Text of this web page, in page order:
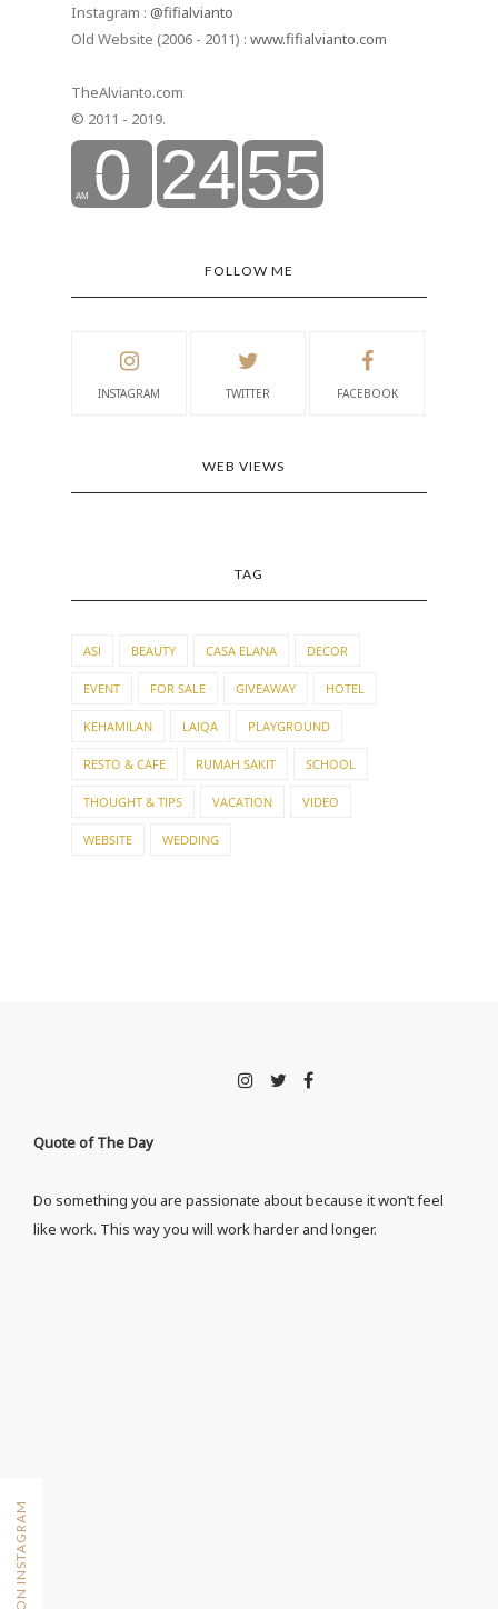
Instagram : @fifialvianto
Old Website (2006 - 2011) : www.fifialvianto.com
TheAlvianto.com
© 2011 - 2019.
FOLLOW ME
INSTAGRAM TWITTER FACEBOOK
WEB VIEWS
TAG
ASI BEAUTY CASA ELANA DECOR
EVENT FOR SALE GIVEAWAY HOTEL
KEHAMILAN LAIQA PLAYGROUND
RESTO & CAFE RUMAH SAKIT SCHOOL
THOUGHT & TIPS VACATION VIDEO
WEBSITE WEDDING
Quote of The Day
Do something you are passionate about because it won’t feel
like work. This way you will work harder and longer.